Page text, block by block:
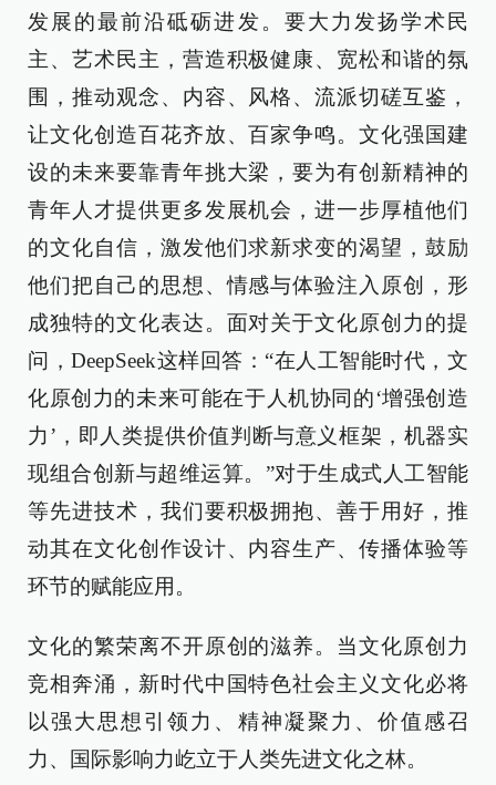
发展的最前沿砥砺进发。要大力发扬学术民
主、艺术民主，营造积极健康、宽松和谐的氛
围，推动观念、内容、风格、流派切磋互鉴，
让文化创造百花齐放、百家争鸣。文化强国建
设的未来要靠青年挑大梁，要为有创新精神的
青年人才提供更多发展机会，进一步厚植他们
的文化自信，激发他们求新求变的渴望，鼓励
他们把自己的思想、情感与体验注入原创，形
成独特的文化表达。面对关于文化原创力的提
问，DeepSeek这样回答：“在人工智能时代，文
化原创力的未来可能在于人机协同的‘增强创造
力’，即人类提供价值判断与意义框架，机器实
现组合创新与超维运算。”对于生成式人工智能
等先进技术，我们要积极拥抱、善于用好，推
动其在文化创作设计、内容生产、传播体验等
环节的赋能应用。
文化的繁荣离不开原创的滋养。当文化原创力
竞相奔涌，新时代中国特色社会主义文化必将
以强大思想引领力、精神凝聚力、价值感召
力、国际影响力屹立于人类先进文化之林。